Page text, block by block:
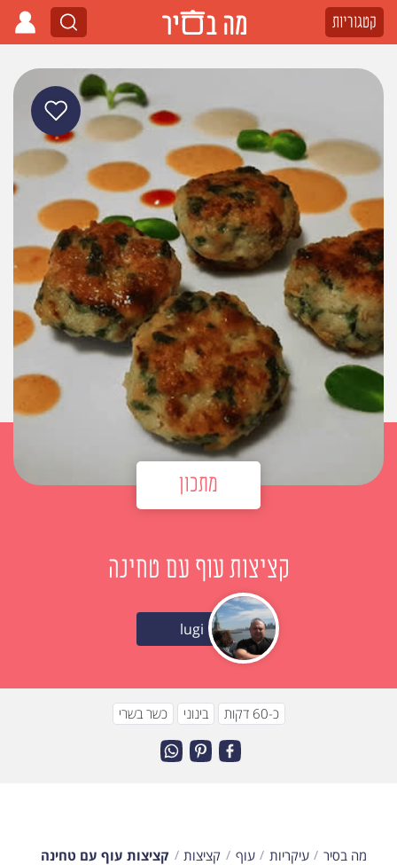
קטגוריות
מתכון
קציצות עוף עם טחינה
lugi
כ-60 דקות בינוני כשר בשרי
מה בסיר עיקריות עוף קציצות קציצות עוף עם טחינה